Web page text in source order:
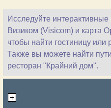
Исследуйте интерактивные
Визиком (Visicom) и карта
чтобы найти гостиницу
Также вы можете найти
ресторан "Крайний дом".